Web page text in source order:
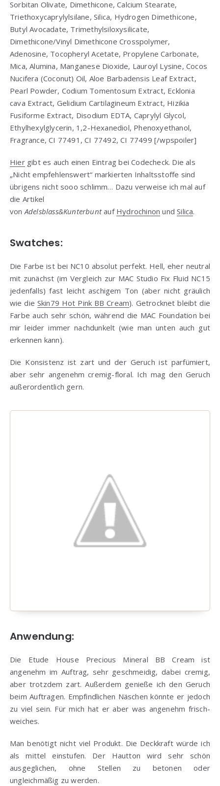
Sorbitan Olivate, Dimethicone, Calcium Stearate,
Triethoxycaprylylsilane, Silica, Hydrogen Dimethicone,
Butyl Avocadate, Trimethylsiloxysilicate,
Dimethicone/Vinyl Dimethicone Crosspolymer,
Adenosine, Tocopheryl Acetate, Propylene Carbonate,
Mica, Alumina, Manganese Dioxide, Lauroyl Lysine, Cocos
Nucifera (Coconut) Oil, Aloe Barbadensis Leaf Extract,
Pearl Powder, Codium Tomentosum Extract, Ecklonia
cava Extract, Gelidium Cartilagineum Extract, Hizikia
Fusiforme Extract, Disodium EDTA, Caprylyl Glycol,
Ethylhexylglycerin, 1,2-Hexanediol, Phenoxyethanol,
Fragrance, CI 77491, CI 77492, CI 77499 [/wpspoiler]
Hiergibt es auch einen Eintrag bei Codecheck. Die als
„Nicht empfehlenswert“ markierten Inhaltsstoffe sind
übrigens nicht sooo schlimm… Dazu verweise ich mal auf
die Artikel
von Adelsblass&Kunterbuntauf Hydrochinon undSilica.
Swatches:
Die Farbe ist bei NC10 absolut perfekt. Hell, eher neutral
mit zunächst (im Vergleich zur MAC Studio Fix Fluid NC15
jedenfalls) fast leicht aschigem Ton (aber nicht gräulich
wie die Skin79 Hot Pink BB Cream). Getrocknet bleibt die
Farbe auch sehr schön, während die MAC Foundation bei
mir leider immer nachdunkelt (wie man unten auch gut
erkennen kann).
Die Konsistenz ist zart und der Geruch ist parfümiert,
aber sehr angenehm cremig-floral. Ich mag den Geruch
außerordentlich gern.
Anwendung:
Die Etude House Precious Mineral BB Cream ist
angenehm im Auftrag, sehr geschmeidig, dabei cremig,
aber trotzdem zart. Außerdem genieße ich den Geruch
beim Auftragen. Empfindlichen Näschen könnte er jedoch
zu viel sein. Für mich hat er aber was angenehm frisch-
weiches.
Man benötigt nicht viel Produkt. Die Deckkraft würde ich
als mittel einstufen. Der Hautton wird sehr schön
ausgeglichen, ohne Stellen zu betonen oder
ungleichmäßig zu werden.